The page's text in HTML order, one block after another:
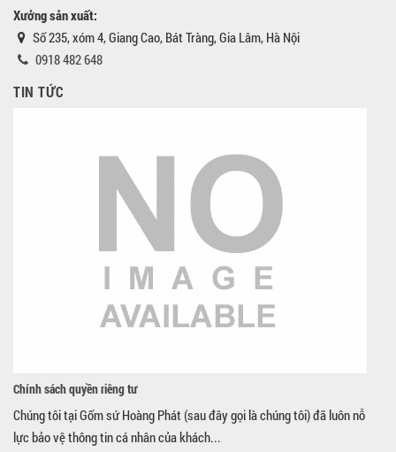
Xưởng sản xuất:
Số 235, xóm 4, Giang Cao, Bát Tràng, Gia Lâm, Hà Nội
0918 482 648
TIN TỨC
Chính sách quyền riêng tư
Chúng tôi tại Gốm sứ Hoàng Phát (sau đây gọi là chúng tôi) đã luôn nỗ
lực bảo vệ thông tin cá nhân của khách...